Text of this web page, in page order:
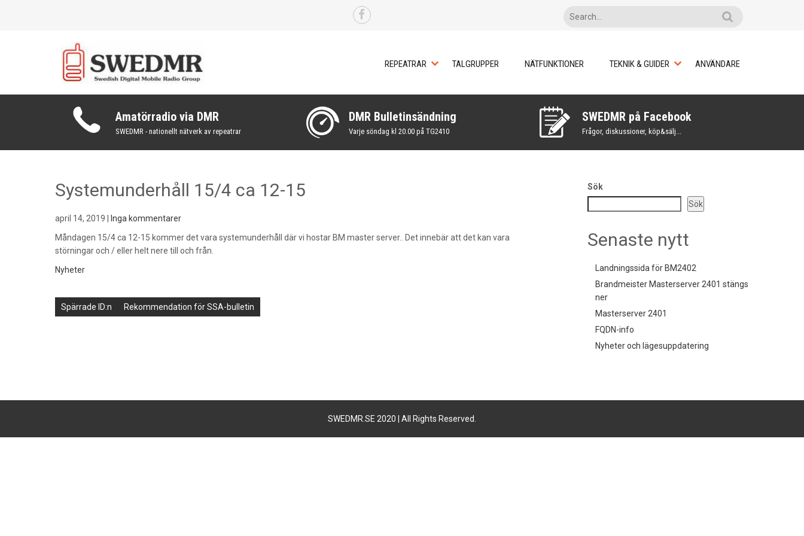
SWEDMR.SE
REPEATRAR TALGRUPPER NÄTFUNKTIONER TEKNIK & GUIDER ANVÄNDARE
Amatörradio via DMR
SWEDMR - nationellt nätverk av repeatrar
DMR Bulletinsändning
Varje söndag kl 20.00 på TG2410
SWEDMR på Facebook
Frågor, diskussioner, köp&sälj...
Systemunderhåll 15/4 ca 12-15
april 14, 2019
Inga kommentarer
Måndagen 15/4 ca 12-15 kommer det vara systemunderhåll där vi hostar BM master server.. Det innebär att det kan vara
störningar och / eller helt nere till och från.
Nyheter
Inläggsnavigering
Spärrade ID:n Rekommendation för SSA-bulletin
Sök
Sök
Senaste nytt
Landningssida för BM2402
Brandmeister Masterserver 2401 stängs
ner
Masterserver 2401
FQDN-info
Nyheter och lägesuppdatering
SWEDMR.SE 2020 | All Rights Reserved.